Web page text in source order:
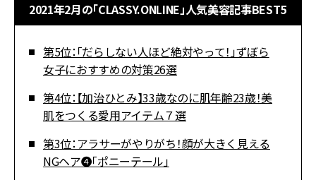
2021年2月の「CLASSY.ONLINE」人気美容記事BEST5
第5位：「だらしない人ほど絶対やって！」ずぼら
女子におすすめの対策26選
第4位：【加治ひとみ】33歳なのに肌年齢23歳！美
肌をつくる愛用アイテム７選
第3位：アラサーがやりがち！顔が大きく見える
NGヘア❹「ポニーテール」